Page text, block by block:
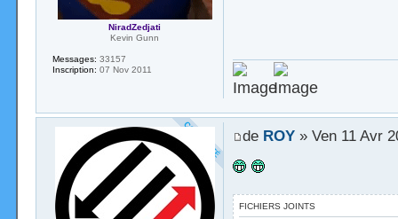
NiradZedjati
Kevin Gunn
Messages: 33157
Inscription: 07 Nov 2011
de ROY» Ven 11 Avr
FICHIERS JOINTS